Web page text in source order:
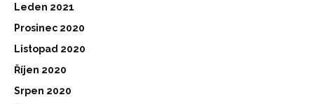
Leden 2021
Prosinec 2020
Listopad 2020
Říjen 2020
Srpen 2020